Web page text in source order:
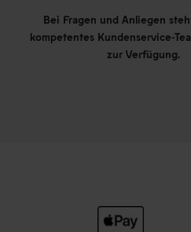
Bei Fragen und Anliegen
kompetentes Kundenservice-
zur Verfügung.